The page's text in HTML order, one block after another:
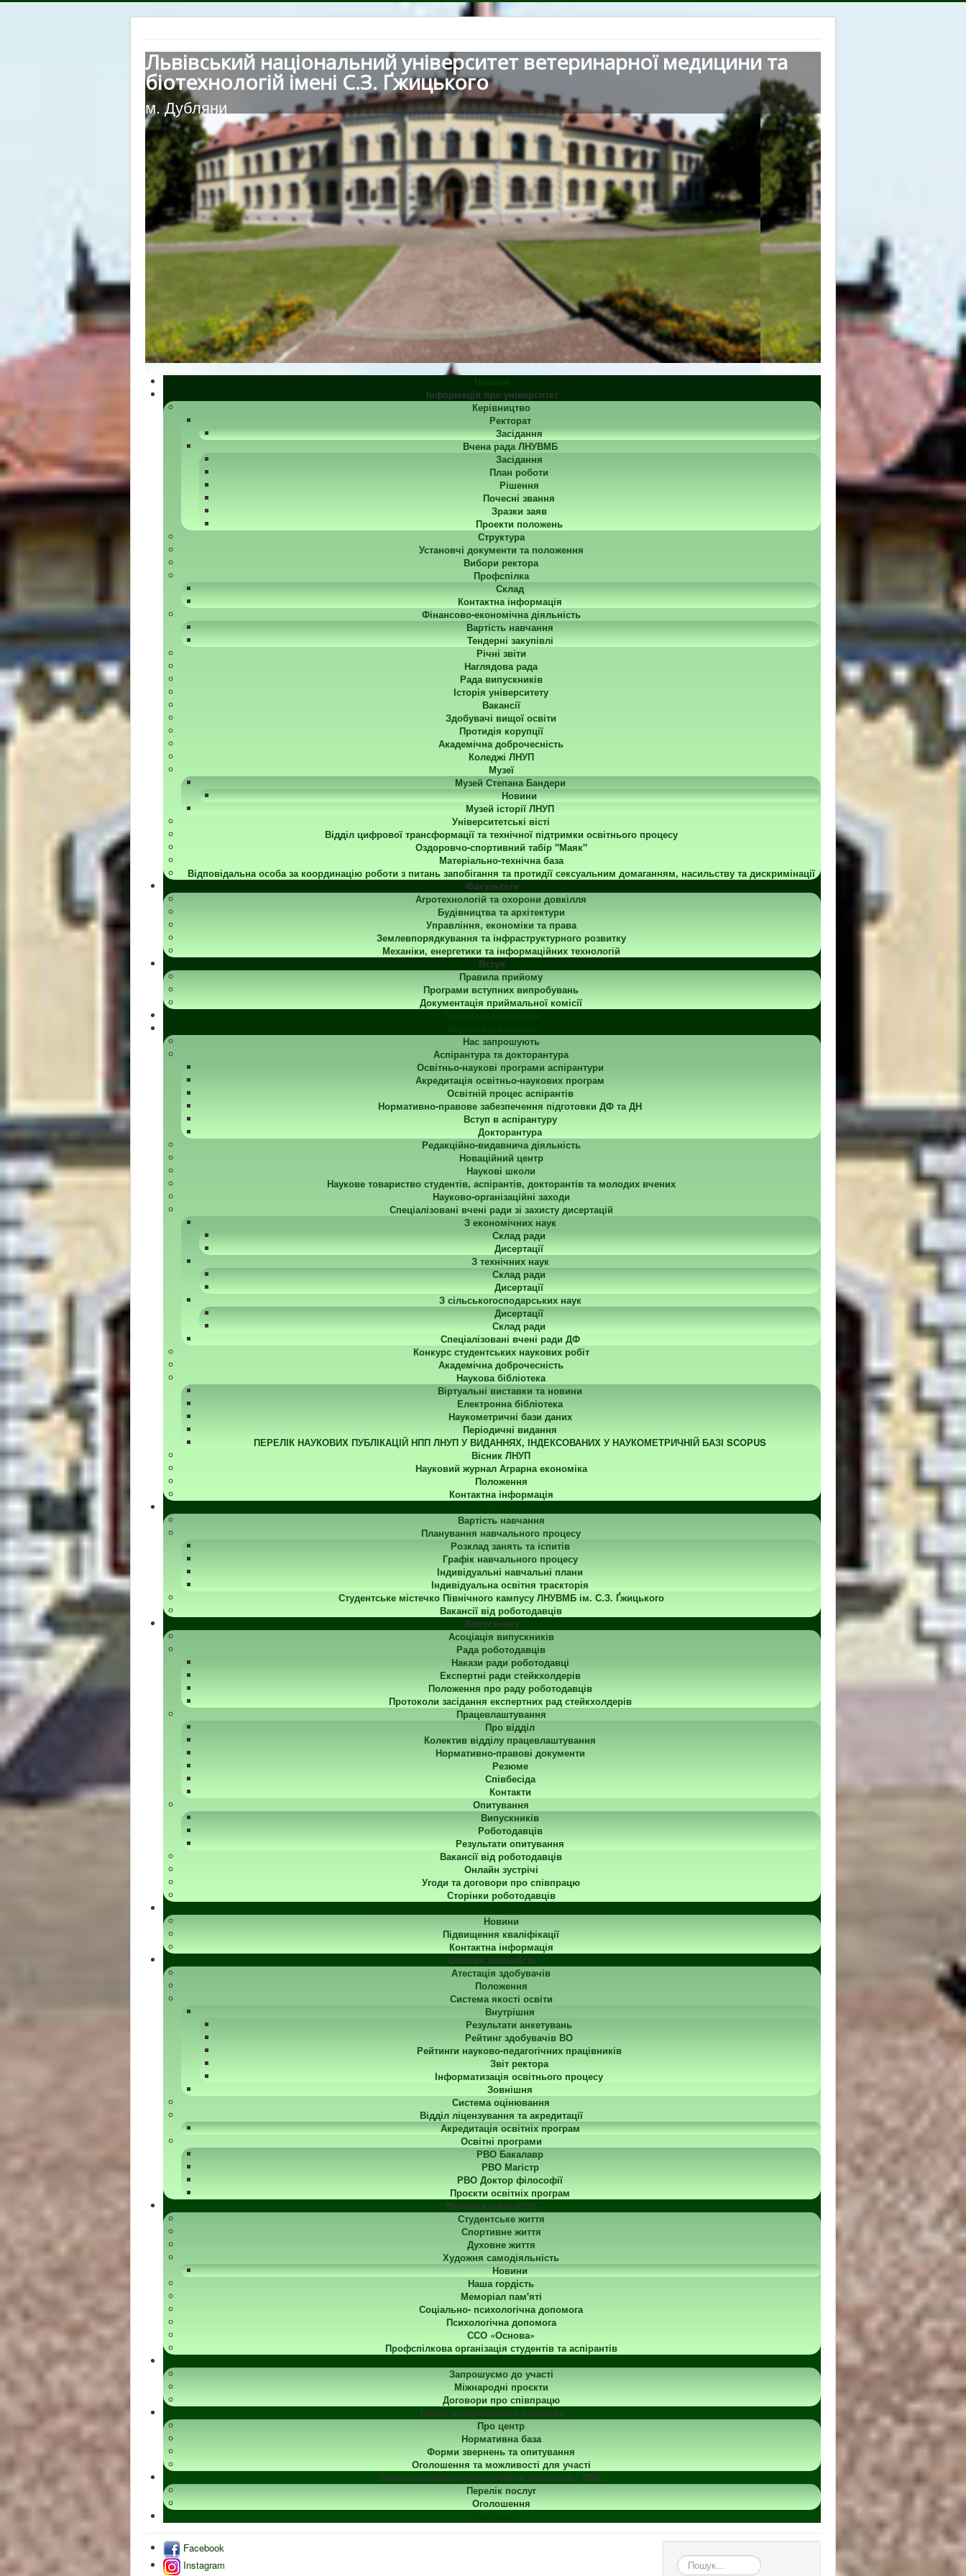
Львівський національний університет ветеринарної медицини та
біотехнологій імені С.З. Ґжицького
м. Дубляни
Інформація про університет
Керівництво
Ректорат
Засідання
Вчена рада ЛНУВМБ
Засідання
План роботи
Рішення
Почесні звання
Зразки заяв
Проекти положень
Структура
Установчі документи та положення
Вибори ректора
Профспілка
Склад
Контактна інформація
Фінансово-економічна діяльність
Вартість навчання
Тендерні закупівлі
Річні звіти
Наглядова рада
Рада випускників
Історія університету
Вакансії
Здобувачі вищої освіти
Протидія корупції
Академічна доброчесність
Коледжі ЛНУП
Музеї
Музей Степана Бандери
Новини
Музей історії ЛНУП
Університетські вісті
Відділ цифрової трансформації та технічної підтримки освітнього процесу
Оздоровчо-спортивний табір "Маяк"
Матеріально-технічна база
Відповідальна особа за координацію роботи з питань запобігання та протидії сексуальним домаганням, насильству та дискримінації
Факультети
Агротехнологій та охорони довкілля
Будівництва та архітектури
Управління, економіки та права
Землевпорядкування та інфраструктурного розвитку
Механіки, енергетики та інформаційних технологій
Вступ
Правила прийому
Програми вступних випробувань
Документація приймальної комісії
Нас запрошують
Аспірантура та докторантура
Освітньо-наукові програми аспірантури
Акредитація освітньо-наукових програм
Освітній процес аспірантів
Нормативно-правове забезпечення підготовки ДФ та ДН
Вступ в аспірантуру
Докторантура
Редакційно-видавнича діяльність
Новаційний центр
Наукові школи
Наукове товариство студентів, аспірантів, докторантів та молодих вчених
Науково-організаційні заходи
Спеціалізовані вчені ради зі захисту дисертацій
З економічних наук
Склад ради
Дисертації
З технічних наук
Склад ради
Дисертації
З сільськогосподарських наук
Дисертації
Склад ради
Спеціалізовані вчені ради ДФ
Конкурс студентських наукових робіт
Академічна доброчесність
Наукова бібліотека
Віртуальні виставки та новини
Електронна бібліотека
Наукометричні бази даних
Періодичні видання
ПЕРЕЛІК НАУКОВИХ ПУБЛІКАЦІЙ НПП ЛНУП У ВИДАННЯХ, ІНДЕКСОВАНИХ У НАУКОМЕТРИЧНІЙ БАЗІ SCOPUS
Вісник ЛНУП
Науковий журнал Аграрна економіка
Положення
Контактна інформація
Вартість навчання
Планування навчального процесу
Розклад занять та іспитів
Графік навчального процесу
Індивідуальні навчальні плани
Індивідуальна освітня траєкторія
Студентське містечко Північного кампусу ЛНУВМБ ім. С.З. Ґжицького
Вакансії від роботодавців
Випускнику
Асоціація випускників
Рада роботодавців
Накази ради роботодавці
Експертні ради стейкхолдерів
Положення про раду роботодавців
Протоколи засідання експертних рад стейкхолдерів
Працевлаштування
Про відділ
Колектив відділу працевлаштування
Нормативно-правові документи
Резюме
Співбесіда
Контакти
Опитування
Випускників
Роботодавців
Результати опитування
Вакансії від роботодавців
Онлайн зустрічі
Угоди та договори про співпрацю
Сторінки роботодавців
Новини
Підвищення кваліфікації
Контактна інформація
Освітня діяльність
Атестація здобувачів
Положення
Система якості освіти
Внутрішня
Результати анкетувань
Рейтинг здобувачів ВО
Рейтинги науково-педагогічних працівників
Звіт ректора
Інформатизація освітнього процесу
Зовнішня
Система оцінювання
Відділ ліцензування та акредитації
Акредитація освітніх програм
Освітні програми
РВО Бакалавр
РВО Магістр
РВО Доктор філософії
Проєкти освітніх програм
Виховна діяльність
Студентське життя
Спортивне життя
Духовне життя
Художня самодіяльність
Новини
Наша гордість
Меморіал пам'яті
Соціально- психологічна допомога
Психологічна допомога
ССО «Основа»
Профспілкова організація студентів та аспірантів
Запрошуємо до участі
Міжнародні проєкти
Договори про співпрацю
Центр ветеранського розвитку
Про центр
Нормативна база
Форми звернень та опитування
Оголошення та можливості для участі
Центр підтримки технологій та інновацій - TISC
Перелік послуг
Оголошення
Facebook
Instagram
пошук